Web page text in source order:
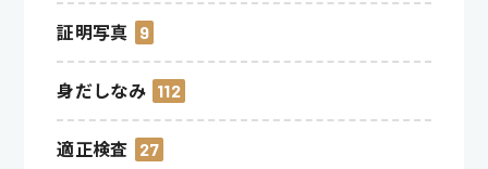
証明写真 9
身だしなみ 112
適正検査 27